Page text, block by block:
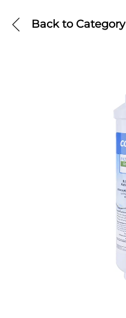
Back toCategory